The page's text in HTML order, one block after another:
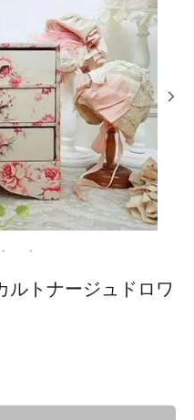
ルトナージュドロワ